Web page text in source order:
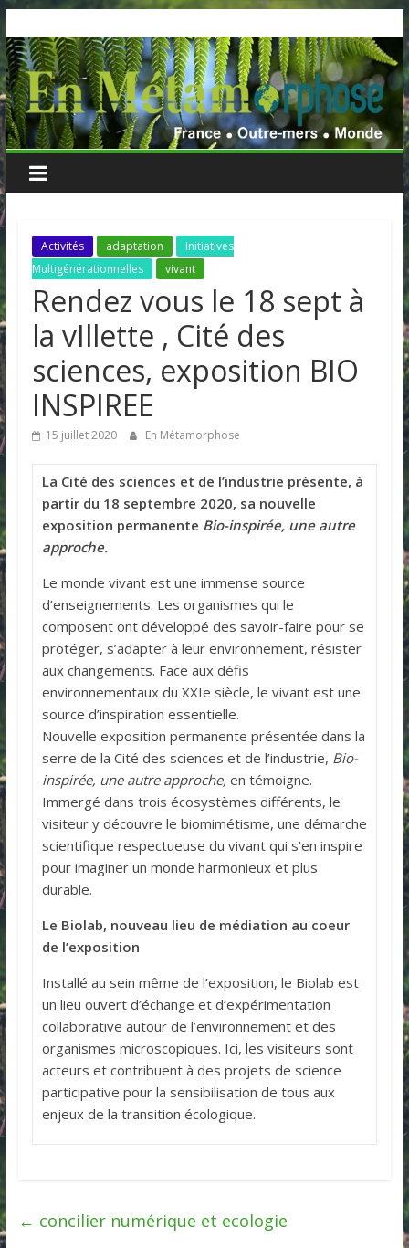
to
content
Activités adaptation
Initiatives
Multigénérationnelles
vivant
Rendez vous le 18 sept à
la vIllette , Cité des
sciences, exposition BIO
INSPIREE
15 juillet 2020 En Métamorphose
La Cité des sciences et de l’industrie présente, à
partir du 18 septembre 2020, sa nouvelle
exposition permanente Bio-inspirée, une autre
approche.
Le monde vivant est une immense source
d’enseignements. Les organismes qui le
composent ont développé des savoir-faire pour se
protéger, s’adapter à leur environnement, résister
aux changements. Face aux défis
environnementaux du XXIe siècle, le vivant est une
source d’inspiration essentielle.
Nouvelle exposition permanente présentée dans la
serre de la Cité des sciences et de l’industrie, Bio-
inspirée, une autre approche, en témoigne.
Immergé dans trois écosystèmes différents, le
visiteur y découvre le biomimétisme, une démarche
scientifique respectueuse du vivant qui s’en inspire
pour imaginer un monde harmonieux et plus
durable.
Le Biolab, nouveau lieu de médiation au coeur
de l’exposition
Installé au sein même de l’exposition, le Biolab est
un lieu ouvert d’échange et d’expérimentation
collaborative autour de l’environnement et des
organismes microscopiques. Ici, les visiteurs sont
acteurs et contribuent à des projets de science
participative pour la sensibilisation de tous aux
enjeux de la transition écologique.
← concilier numérique et ecologie